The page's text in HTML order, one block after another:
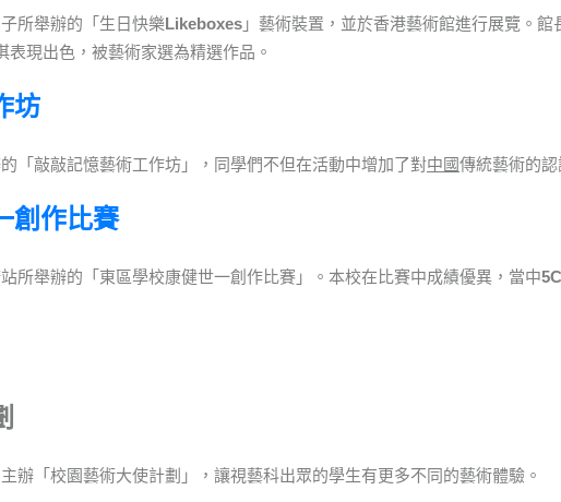
所舉辦的「生日快樂Likeboxes 」藝術裝置，並於香港藝術館進行展覽。
表現出色，被藝術家選為精選作品。
坊
「敲敲記憶藝術工作坊」，同學們不但在活動中增加了對中國傳統藝術的
創作比賽
所舉辦的「東區學校康健世一創作比賽」。本校在比賽中成績優異，當中5C
辦「校園藝術大使計劃」，讓視藝科出眾的學生有更多不同的藝術體驗。